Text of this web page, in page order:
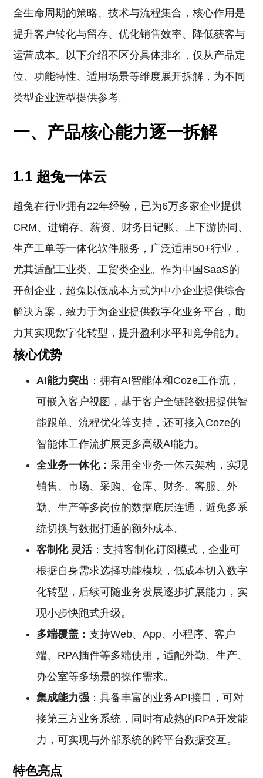
全生命周期的策略、技术与流程集合，核心作用是
提升客户转化与留存、优化销售效率、降低获客与
运营成本。以下介绍不区分具体排名，仅从产品定
位、功能特性、适用场景等维度展开拆解，为不同
类型企业选型提供参考。
一、产品核心能力逐一拆解
1.1 超兔一体云
超兔在行业拥有22年经验，已为6万多家企业提供
CRM、进销存、薪资、财务日记账、上下游协同、
生产工单等一体化软件服务，广泛适用50+行业，
尤其适配工业类、工贸类企业。作为中国SaaS的
开创企业，超兔以低成本方式为中小企业提供综合
解决方案，致力于为企业提供数字化业务平台，助
力其实现数字化转型，提升盈利水平和竞争能力。
核心优势
AI能力突出 ：拥有AI智能体和Coze工作流，
可嵌入客户视图，基于客户全链路数据提供智
能跟单、流程优化等支持，还可接入Coze的
智能体工作流扩展更多高级AI能力。
全业务一体化：采用全业务一体云架构，实现
销售、市场、采购、仓库、财务、客服、外
勤、生产等多岗位的数据底层连通，避免多系
统切换与数据打通的额外成本。
客制化 灵活：支持客制化订阅模式，企业可
根据自身需求选择功能模块，低成本切入数字
化转型，后续可随业务发展逐步扩展能力，实
现小步快跑式升级。
多端覆盖 ：支持Web、App、小程序、客户
端、RPA插件等多端使用，适配外勤、生产、
办公室等多场景的操作需求。
集成能力强 ：具备丰富的业务API接口，可对
接第三方业务系统，同时有成熟的RPA开发能
力，可实现与外部系统的跨平台数据交互。
特色亮点